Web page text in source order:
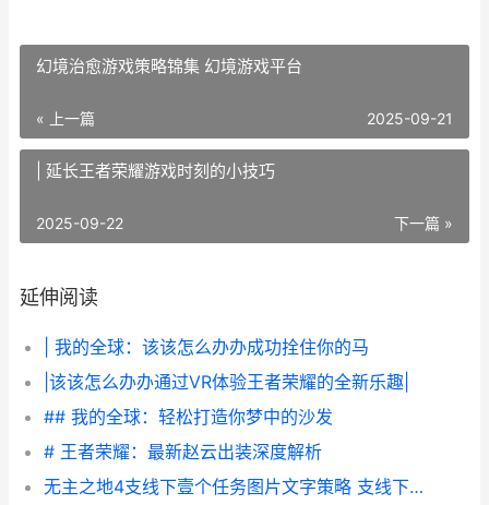
幻境治愈游戏策略锦集 幻境游戏平台
« 上一篇 2025-09-21
| 延长王者荣耀游戏时刻的小技巧
下一篇 »
2025-09-22
延伸阅读
| 我的全球：该该怎么办办成功拴住你的马
|该该怎么办办通过VR体验王者荣耀的全新乐趣|
## 我的全球：轻松打造你梦中的沙发
# 王者荣耀：最新赵云出装深度解析
无主之地4支线下壹个任务图片文字策略 支线下壹个任务如何做 无主之地4支线任务